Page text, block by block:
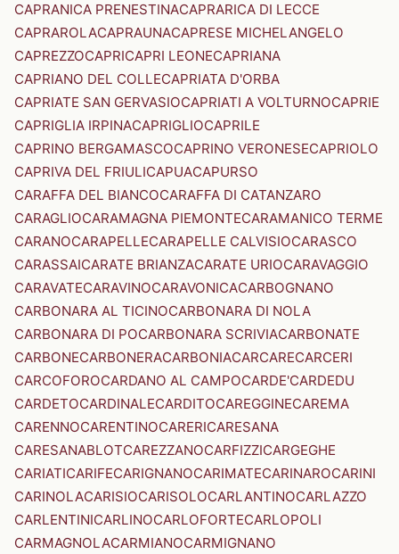
CAPRANICA PRENESTINACAPRARICA DI LECCE
CAPRAROLACAPRAUNACAPRESE MICHELANGELO
CAPREZZOCAPRICAPRI LEONECAPRIANA
CAPRIANO DEL COLLECAPRIATA D'ORBA
CAPRIATE SAN GERVASIOCAPRIATI A VOLTURNOCAPRIE
CAPRIGLIA IRPINACAPRIGLIOCAPRILE
CAPRINO BERGAMASCOCAPRINO VERONESECAPRIOLO
CAPRIVA DEL FRIULICAPUACAPURSO
CARAFFA DEL BIANCOCARAFFA DI CATANZARO
CARAGLIOCARAMAGNA PIEMONTECARAMANICO TERME
CARANOCARAPELLECARAPELLE CALVISIOCARASCO
CARASSAICARATE BRIANZACARATE URIOCARAVAGGIO
CARAVATECARAVINOCARAVONICACARBOGNANO
CARBONARA AL TICINOCARBONARA DI NOLA
CARBONARA DI POCARBONARA SCRIVIACARBONATE
CARBONECARBONERACARBONIACARCARECARCERI
CARCOFOROCARDANO AL CAMPOCARDE'CARDEDU
CARDETOCARDINALECARDITOCAREGGINECAREMA
CARENNOCARENTINOCARERICARESANA
CARESANABLOTCAREZZANOCARFIZZICARGEGHE
CARIATICARIFECARIGNANOCARIMATECARINAROCARINI
CARINOLACARISIOCARISOLOCARLANTINOCARLAZZO
CARLENTINICARLINOCARLOFORTECARLOPOLI
CARMAGNOLACARMIANOCARMIGNANO